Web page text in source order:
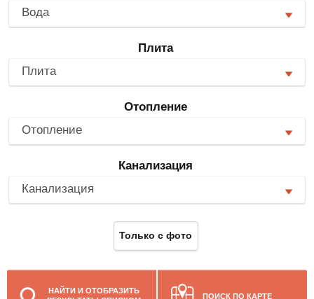
Вода
Плита
Плита
Отопление
Отопление
Канализация
Канализация
Только с фото
НАЙТИ И ОТОБРАЗИТЬ
ПОИСК ПО КАРТЕ